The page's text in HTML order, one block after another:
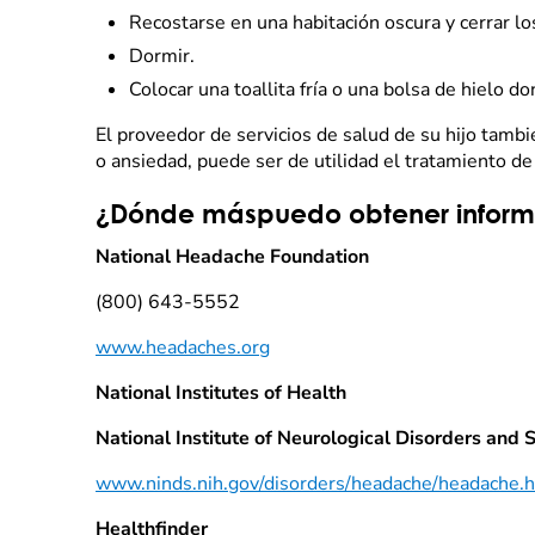
Recostarse en una habitación oscura y cerrar
Dormir.
Colocar una toallita fría o una bolsa de hielo
El proveedor de servicios de salud de su hijo
o ansiedad, puede ser de utilidad el tratamiento
¿Dónde máspuedo obtener
National Headache Foundation
(800) 643-5552
www.headaches.org
National Institutes of Health
National Institute of Neurological Disorders and
www.ninds.nih.gov/disorders/headache/
Healthfinder